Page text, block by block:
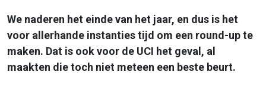
We naderen het einde van het jaar, en dus is het
voor allerhande instanties tijd om een round-up te
maken. Dat is ook voor de UCI het geval, al
maakten die toch niet meteen een beste beurt.